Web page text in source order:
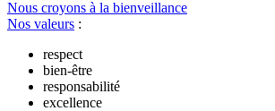
Nous croyons à la bienveillance
Nos valeurs :
respect
bien-être
responsabilité
excellence